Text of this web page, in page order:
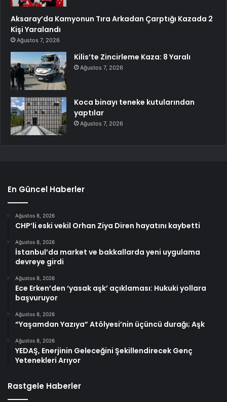
Aksaray’da Kamyonun Tıra Arkadan Çarptığı Kazada 2
Kişi Yaralandı
Ağustos 7, 2026
Kilis’te Zincirleme Kaza: 8 Yaralı
Ağustos 7, 2026
Koca binayı teneke kutularından
yaptılar
Ağustos 7, 2026
En Güncel Haberler
Ağustos 8, 2026
CHP’li eski vekil Orhan Ziya Diren hayatını kaybetti
Ağustos 8, 2026
İstanbul’da market ve bakkallarda yeni uygulama
devreye girdi
Ağustos 8, 2026
Ece Erken’den ‘yasak aşk’ açıklaması: Hukuki yollara
başvuruyor
Ağustos 8, 2026
“Yaşamdan Yazıya” Atölyesi’nin üçüncü durağı; Aşk
Ağustos 8, 2026
YEDAŞ, Enerjinin Geleceğini Şekillendirecek Genç
Yetenekleri Arıyor
Rastgele Haberler